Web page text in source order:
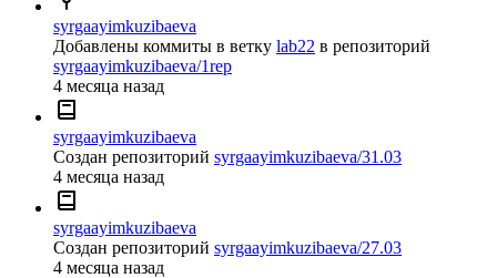
syrgaayimkuzibaeva
Добавлены коммиты в ветку lab22 в репозиторий
syrgaayimkuzibaeva/1rep
4 месяца назад
syrgaayimkuzibaeva
Создан репозиторий syrgaayimkuzibaeva/31.03
4 месяца назад
syrgaayimkuzibaeva
Создан репозиторий syrgaayimkuzibaeva/27.03
4 месяца назад